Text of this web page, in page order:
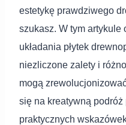
estetykę prawdziwego
szukasz. W tym artykule
układania płytek
niezliczone zalety i
mogą
się na kreatywną podróż
praktycznych